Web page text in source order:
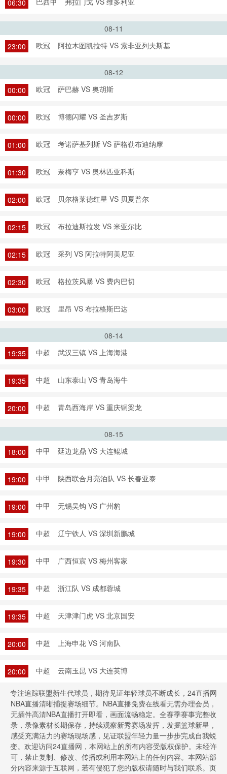
06:30
08-11
23:00
欧冠 阿拉木图凯拉特 VS 索非亚列夫斯基
08-12
00:00
欧冠 萨巴赫 VS 奥胡斯
00:00 欧冠 博德闪耀 VS 圣吉罗斯
01:00 欧冠 考诺萨基列斯 VS 萨格勒布迪纳摩
01:30 欧冠 奈梅亨 VS 奥林匹亚科斯
02:00 欧冠 贝尔格莱德红星 VS 贝夏普尔
02:15 欧冠 布拉迪斯拉发 VS 米亚尔比
02:15 欧冠 采列 VS 阿拉特阿美尼亚
02:30 欧冠 格拉茨风暴 VS 费内巴切
03:00 欧冠 里昂 VS 布拉格斯巴达
08-14
19:35
中超 武汉三镇 VS 上海海港
19:35 中超 山东泰山 VS 青岛海牛
20:00 中超 青岛西海岸 VS 重庆铜梁龙
08-15
18:00
中甲 延边龙鼎 VS 大连鲲城
19:00 中甲 陕西联合月亮泊队 VS 长春亚泰
19:00 中甲 无锡吴钩 VS 广州豹
19:00 中超 辽宁铁人 VS 深圳新鹏城
19:30 中甲 广西恒宸 VS 梅州客家
19:35 中超 浙江队 VS 成都蓉城
19:35 中超 天津津门虎 VS 北京国安
20:00 中超 上海申花 VS 河南队
20:00 中超 云南玉昆 VS 大连英博
专注追踪联盟新生代球员，期待见证年轻球员不断成长，24直播网
NBA直播清晰捕捉赛场细节。NBA直播免费在线看无需办理会员，
无插件高清NBA直播打开即看，画面流畅稳定。全赛季赛事完整收
录，录像素材长期保存，持续观察新秀赛场发挥，发掘篮球新星，
感受充满活力的赛场现场感，见证联盟年轻力量一步步完成自我蜕
变。欢迎访问24直播网，本网站上的所有内容受版权保护。未经许
可，禁止复制、修改、传播或利用本网站上的任何内容。本网站部
分内容来源于互联网，若有侵犯了您的版权请随时与我们联系。页